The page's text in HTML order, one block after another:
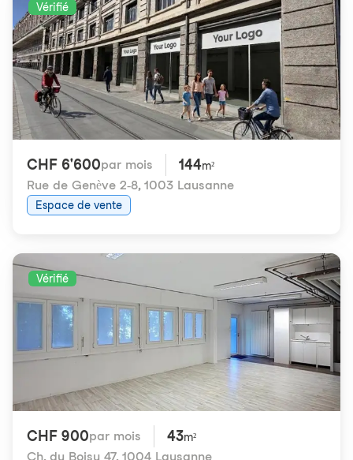
Vérifié
CHF 6'600par mois 144m²
Rue de Genève 2-8, 1003 Lausanne
Espace de vente
Vérifié
CHF 900par mois 43m²
Ch. du Boisy 47, 1004 Lausanne